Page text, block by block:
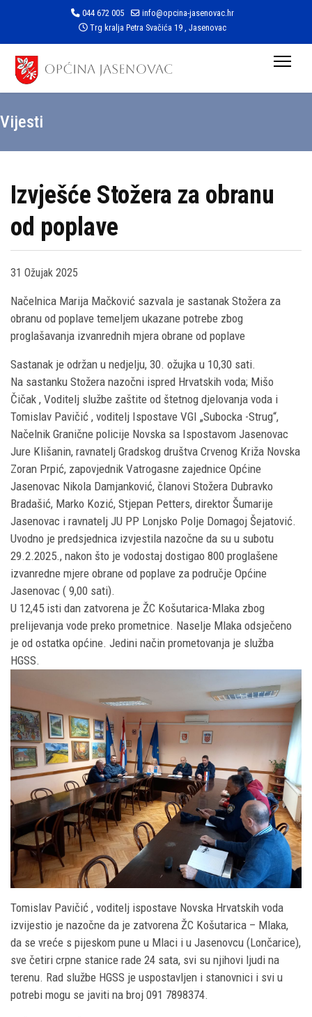
044 672 005
info@opcina-jasenovac.hr
Trg kralja Petra Svačića 19 , Jasenovac
Vijesti
Izvješće Stožera za obranu
od poplave
31 Ožujak 2025
Načelnica Marija Mačković sazvala je sastanak Stožera za
obranu od poplave temeljem ukazane potrebe zbog
proglašavanja izvanrednih mjera obrane od poplave
Sastanak je održan u nedjelju, 30. ožujka u 10,30 sati.
Na sastanku Stožera nazočni ispred Hrvatskih voda; Mišo
Čičak , Voditelj službe zaštite od štetnog djelovanja voda i
Tomislav Pavičić , voditelj Ispostave VGI „Subocka -Strug“,
Načelnik Granične policije Novska sa Ispostavom Jasenovac
Jure Klišanin, ravnatelj Gradskog društva Crvenog Križa Novska
Zoran Prpić, zapovjednik Vatrogasne zajednice Općine
Jasenovac Nikola Damjanković, članovi Stožera Dubravko
Bradašić, Marko Kozić, Stjepan Petters, direktor Šumarije
Jasenovac i ravnatelj JU PP Lonjsko Polje Domagoj Šejatović.
Uvodno je predsjednica izvjestila nazočne da su u subotu
29.2.2025., nakon što je vodostaj dostigao 800 proglašene
izvanredne mjere obrane od poplave za područje Općine
Jasenovac ( 9,00 sati).
U 12,45 isti dan zatvorena je ŽC Košutarica-Mlaka zbog
prelijevanja vode preko prometnice. Naselje Mlaka odsječeno
je od ostatka općine. Jedini način prometovanja je služba
HGSS.
Tomislav Pavičić , voditelj ispostave Novska Hrvatskih voda
izvijestio je nazočne da je zatvorena ŽC Košutarica – Mlaka,
da se vreće s pijeskom pune u Mlaci i u Jasenovcu (Lončarice),
sve četiri crpne stanice rade 24 sata, svi su njihovi ljudi na
terenu. Rad službe HGSS je uspostavljen i stanovnici i svi u
potrebi mogu se javiti na broj 091 7898374.